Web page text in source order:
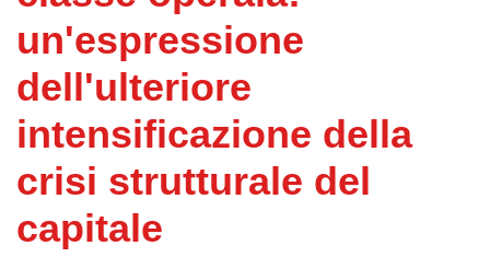
un'espressione
dell'ulteriore
intensificazione della
crisi strutturale del
capitale